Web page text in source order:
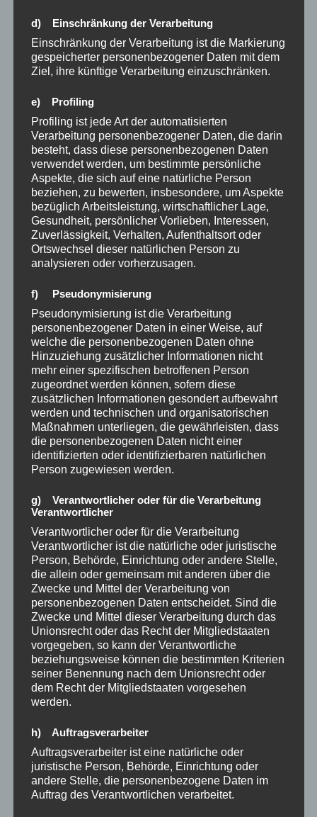
Ich mag diese Geschichte, weil Sie zeigt das
Selbstermächtigung ein wichtiges Werkzeug ist. Ich
finde übrigens auch im Business.
Kann man ohne Selbstliebe ein großes Business
aufbauen und dabei reich und glücklich leben? Was
denkst du?
„Liebst du mich?“, fragte Alice.
„Nein, ich liebe dich nicht“, antwortete das weiße
Kaninchen.
zusammen, wie sie es immer tat, wenn sie verletzt war.
„Siehst du“, erwiderte das weiße Kaninchen.
Jetzt wirst du dich fragen, was dich so unvollkommen
macht und was du falsch gemacht hast, damit ich dich
nicht wenigstens ein wenig lieben kann.
Weißt du, deshalb kann ich dich nicht lieben. Du wirst
nicht immer geliebt werden Alice, es wird Tage geben,
an denen andere müde und gelangweilt vom Leben
sind, ihre Köpfe in den Wolken haben und dich
verletzen werden.
Weil Menschen so sind, verletzen sie sich immer
Missverständnisse oder Konflikte mit sich selbst.
Wenn sie sich selbst nicht lieben, zumindest ein wenig,
wenn sie keinen Brustpanzer der Selbstliebe und des
Glücks um Ihr Herz schaffen, wird das schwache
Unbehagen, das von anderen verursacht wird, tödlich
und zerstört sie.
Als ich dich das erste Mal sah, schloss ich einen Pakt
mit mir selbst: „Ich werde es vermeiden, dich zu lieben,
bis du lernst, dich selbst zu lieben.“
Lewis Carrol, „Alice im Wunderland“
Gefunden hier unter:
https://www.facebook.com/IsaakSpruc…/posts/77685
Schau doch auch einmal unter unsere Termine in der
Facebook-Gruppe, da erfährst du mehr über unser
besonderes Netzwerk:
https://www.facebook.com/groups/gluecklichfrei/even
d) Einschränkung der Verarbeitung
Einschränkung der Verarbeitung ist die Markierung
gespeicherter personenbezogener Daten mit dem
Ziel, ihre künftige Verarbeitung einzuschränken.
e) Profiling
Profiling ist jede Art der automatisierten
Verarbeitung personenbezogener Daten, die darin
besteht, dass diese personenbezogenen Daten
verwendet werden, um bestimmte persönliche
Aspekte, die sich auf eine natürliche Person
beziehen, zu bewerten, insbesondere, um Aspekte
bezüglich Arbeitsleistung, wirtschaftlicher Lage,
Gesundheit, persönlicher Vorlieben, Interessen,
Zuverlässigkeit, Verhalten, Aufenthaltsort oder
Ortswechsel dieser natürlichen Person zu
analysieren oder vorherzusagen.
f) Pseudonymisierung
Pseudonymisierung ist die Verarbeitung
personenbezogener Daten in einer Weise, auf
welche die personenbezogenen Daten ohne
Hinzuziehung zusätzlicher Informationen nicht
mehr einer spezifischen betroffenen Person
zugeordnet werden können, sofern diese
zusätzlichen Informationen gesondert aufbewahrt
werden und technischen und organisatorischen
Maßnahmen unterliegen, die gewährleisten, dass
die personenbezogenen Daten nicht einer
identifizierten oder identifizierbaren natürlichen
Person zugewiesen werden.
g) Verantwortlicher oder für die Verarbeitung
Verantwortlicher
Verantwortlicher oder für die Verarbeitung
Verantwortlicher ist die natürliche oder juristische
Person, Behörde, Einrichtung oder andere Stelle,
die allein oder gemeinsam mit anderen über die
Zwecke und Mittel der Verarbeitung von
personenbezogenen Daten entscheidet. Sind die
Zwecke und Mittel dieser Verarbeitung durch das
Unionsrecht oder das Recht der Mitgliedstaaten
vorgegeben, so kann der Verantwortliche
beziehungsweise können die bestimmten Kriterien
seiner Benennung nach dem Unionsrecht oder
dem Recht der Mitgliedstaaten vorgesehen
werden.
h) Auftragsverarbeiter
Auftragsverarbeiter ist eine natürliche oder
juristische Person, Behörde, Einrichtung oder
andere Stelle, die personenbezogene Daten im
Auftrag des Verantwortlichen verarbeitet.